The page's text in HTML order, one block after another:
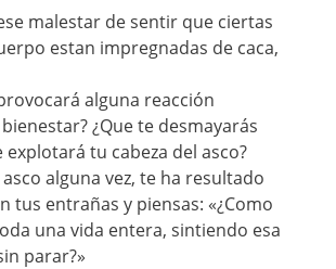
malestar de sentir que ciertas
estan impregnadas de caca,
alguna reacción
¿Que te desmayarás
explotará tu cabeza del asco?
alguna vez, te ha resultado
tus entrañas y piensas: «¿Como
una vida entera, sintiendo esa
parar?»